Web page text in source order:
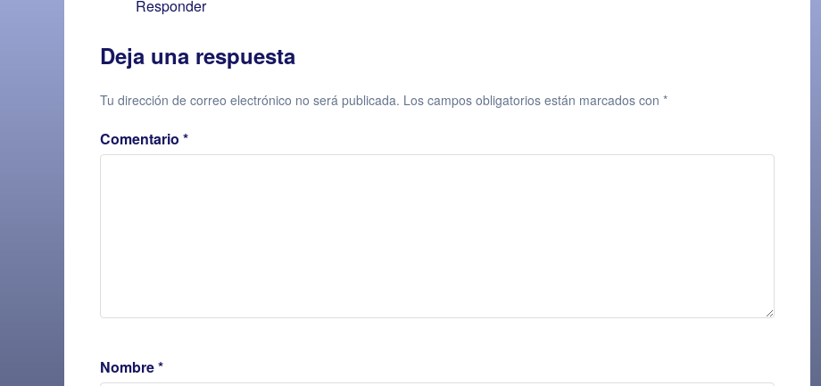
Responder
Deja una respuesta
Tu dirección de correo electrónico no será publicada. Los campos obligatorios están marcados con *
Comentario *
Nombre*